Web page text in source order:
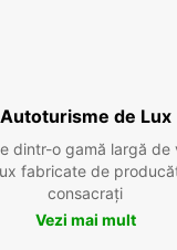
Autoturisme de Lux
dintr-o gamă largă de
fabricate de
consacrați
Vezi mai mult